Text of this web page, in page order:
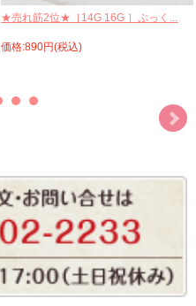
★売れ筋2位★［14G 16G ］ぷっく...
価格:890円(税込)